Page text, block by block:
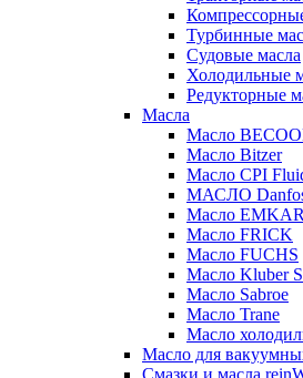
Турбинные
Судовые масла
Холодильные
Редукторные
Масла
Масло
Масло Bitzer
Масло CPI
МАСЛО
Масло
Масло FRICK
Масло FUCHS
Масло Kluber
Масло Sabroe
Масло Trane
Масло
Масло для
Смазки и масла